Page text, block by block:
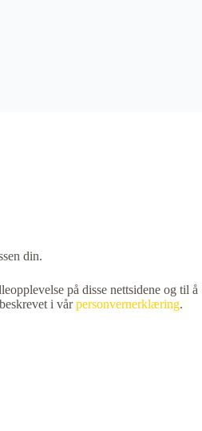
din.
på disse nettsidene og til å
i vårpersonvernerklæring.